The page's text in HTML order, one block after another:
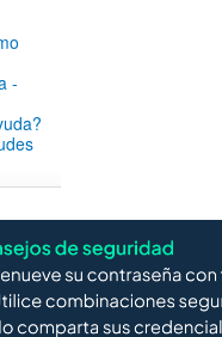
-